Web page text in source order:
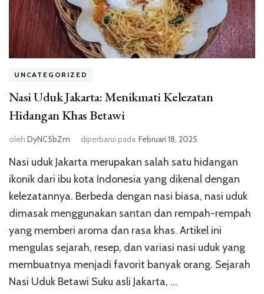
UNCATEGORIZED
Nasi Uduk Jakarta: Menikmati Kelezatan
Hidangan Khas Betawi
oleh DyNC5bZm diperbarui pada Februari 18, 2025
Nasi uduk Jakarta merupakan salah satu hidangan
ikonik dari ibu kota Indonesia yang dikenal dengan
kelezatannya. Berbeda dengan nasi biasa, nasi uduk
dimasak menggunakan santan dan rempah-rempah
yang memberi aroma dan rasa khas. Artikel ini
mengulas sejarah, resep, dan variasi nasi uduk yang
membuatnya menjadi favorit banyak orang. Sejarah
Nasi Uduk Betawi Suku asli Jakarta, …